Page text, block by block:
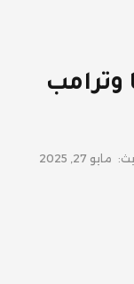
وترامب
مايو 27, 2025